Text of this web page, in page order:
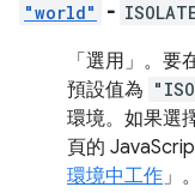
"world" -
「選用」 。要
預設值為
環境。如果選
頁的
環境中工作」。